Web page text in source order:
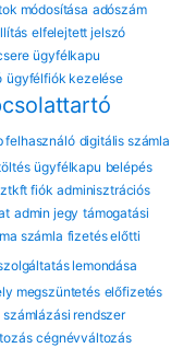
módosítása adószám
elfelejtett jelszó
ügyfélkapu
ügyfélfiók kezelése
felhasználó digitális számla
ügyfélkapu belépés
fiók adminisztrációs
admin jegy támogatási
számla fizetés előtti
lemondása
megszüntetés előfizetés
számlázási rendszer
cégnévváltozás